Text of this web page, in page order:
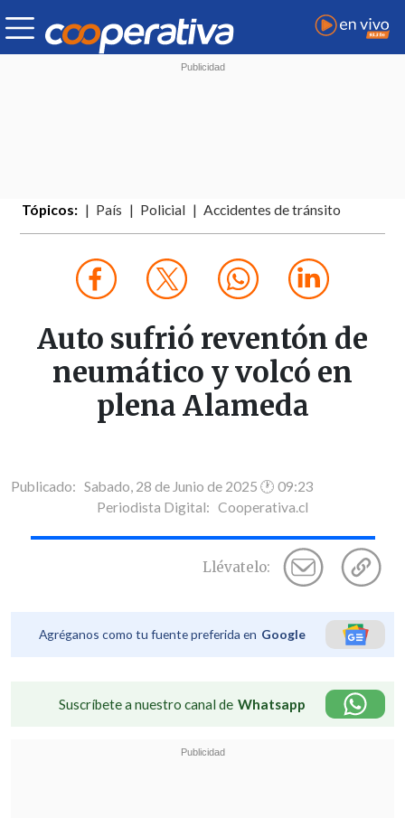
Tópicos: País Policial Accidentes de tránsito
Auto sufrió reventón de
neumático y volcó en
plena Alameda
Publicado: Sabado, 28 de Junio de 2025 🕐 09:23
Periodista Digital: Cooperativa.cl
Llévatelo:
Agréganos como tu fuente preferida en Google
Suscríbete a nuestro canal de Whatsapp